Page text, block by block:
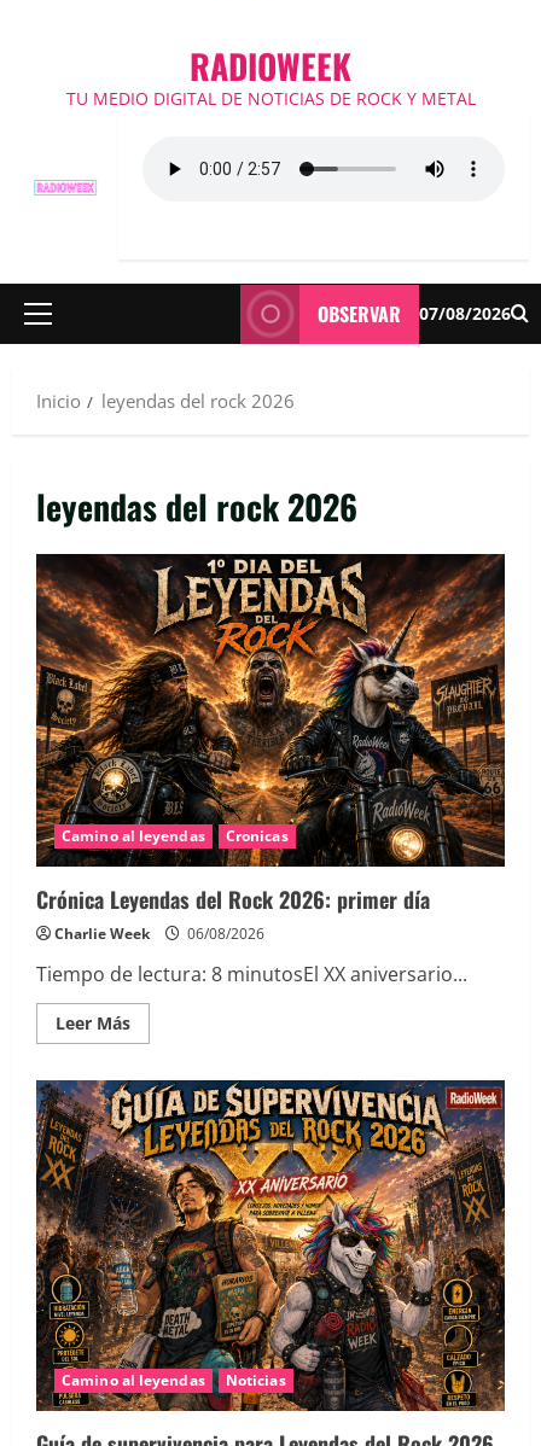
RADIOWEEK
TU MEDIO DIGITAL DE NOTICIAS DE ROCK Y METAL
Menú
OBSERVAR 07/08/2026
Inicio leyendas del rock 2026
leyendas del rock 2026
Camino al leyendas Cronicas
Crónica Leyendas del Rock 2026: primer día
Charlie Week 06/08/2026
Tiempo de lectura: 8 minutosEl XX aniversario...
Leer MásLeer
más
Crónica
Leyendas
del
Rock
2026:
primer
día
Camino al leyendas Noticias